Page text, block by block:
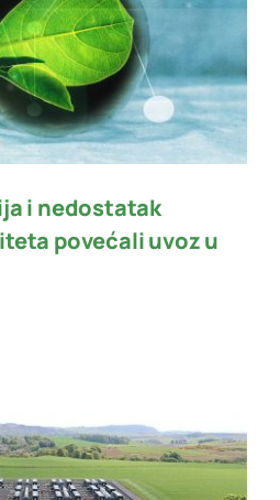
i nedostatak
povećali uvoz u